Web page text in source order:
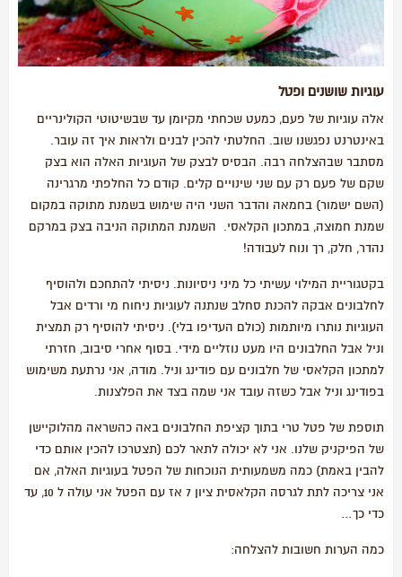
עוגיות שושנים ופטל
אלה עוגיות של פעם, כמעט שכחתי מקיומן עד שבשיטוטי הקולינריים
באינטרנט נפגשנו שוב. החלטתי להכין לבנים ולראות איך זה עובר.
מסתבר שבהצלחה רבה. הבסיס לבצק של העוגיות האלה הוא בצק
שקם של פעם רק עם שני שינויים קלים. קודם כל החלפתי מרגרינה
(השם ישמור) בחמאה והדבר השני היה שימוש בשמנת מתוקה במקום
שמנת חמוצה, במתכון הקלאסי. השמנת המתוקה הניבה בצק במרקם
נהדר, חלק, רך ונוח לעבודה!
בקטגוריית המילוי עשיתי כל מיני ניסיונות. ניסיתי להתחכם ולהוסיף
לחלבונים אבקה להכנת סחלב שנתנה לעוגיות ניחוח מי ורדים אבל
העוגיות נותרו מיותמות (כולם העדיפו בלי). ניסיתי להוסיף רק תמצית
וניל אבל החלבונים היו מעט נוזליים מידי. בסוף אחרי סיבוב, חזרתי
למתכון הקלאסי של חלבונים עם פודינג וניל. מודה, אני נרתעת משימוש
בפודינג וניל אבל כשזה עובד אני שמה בצד את הפלצנות.
תוספת של פטל טרי בתוך קציפת החלבונים באה כהשראה מהלוקיישן
של הפיקניק שלנו. אני לא יכולה לתאר לכם (תצטרכו להכין אותם כדי
להבין באמת) כמה משמעותית הנוכחות של הפטל בעוגיות האלה, אם
אני צריכה לתת לגרסה הקלאסית ציון 7 אז עם הפטל אני עולה ל 10, עד
כדי כך…
כמה הערות חשובות להצלחה: